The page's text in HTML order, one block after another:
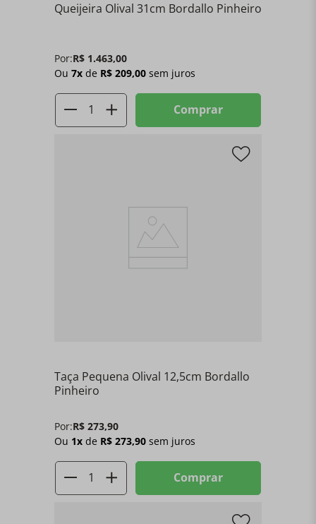
Queijeira Olival 31cm Bordallo Pinheiro
Por:R$ 1.463,00
Ou 7x de R$ 209,00 sem juros
Comprar
Taça Pequena Olival 12,5cm Bordallo
Pinheiro
Por:R$ 273,90
Ou 1x de R$ 273,90 sem juros
Comprar